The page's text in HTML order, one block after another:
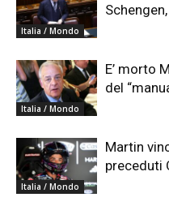
Italia / Mondo
Italia / Mondo
E’ morto
del
Italia / Mondo
Martin
preceduti